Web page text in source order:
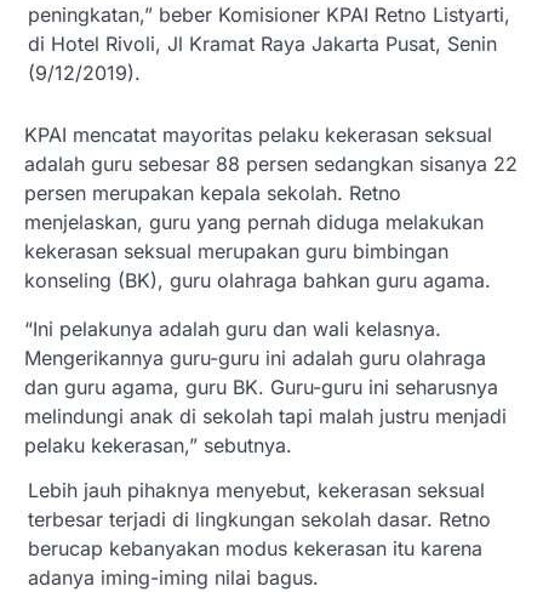
peningkatan,” beber Komisioner KPAI Retno Listyarti,
di Hotel Rivoli, Jl Kramat Raya Jakarta Pusat, Senin
(9/12/2019).
KPAI mencatat mayoritas pelaku kekerasan seksual
adalah guru sebesar 88 persen sedangkan sisanya 22
persen merupakan kepala sekolah. Retno
menjelaskan, guru yang pernah diduga melakukan
kekerasan seksual merupakan guru bimbingan
konseling (BK), guru olahraga bahkan guru agama.
“Ini pelakunya adalah guru dan wali kelasnya.
Mengerikannya guru-guru ini adalah guru olahraga
dan guru agama, guru BK. Guru-guru ini seharusnya
melindungi anak di sekolah tapi malah justru menjadi
pelaku kekerasan,” sebutnya.
Lebih jauh pihaknya menyebut, kekerasan seksual
terbesar terjadi di lingkungan sekolah dasar. Retno
berucap kebanyakan modus kekerasan itu karena
adanya iming-iming nilai bagus.